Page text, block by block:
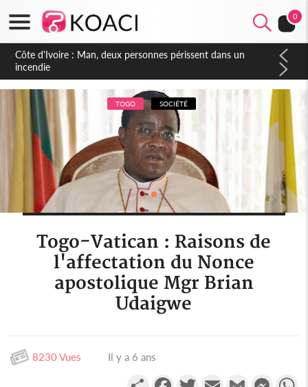
0
Côte d'Ivoire : Séileu, la célébration de la fête nationale
transformée en vaste campagne contre les produits
dépigmentants dangereux
TOGO SOCIÉTÉ
Togo-Vatican : Raisons de
l'affectation du Nonce
apostolique Mgr Brian
Udaigwe
8230 Vues Il y a 6 ans
PartagerFacebookTwitterEmail Gmail